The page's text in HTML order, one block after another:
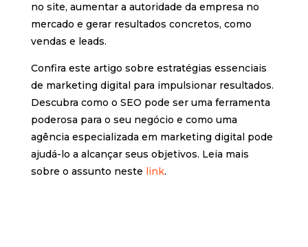
no site, aumentar a autoridade da empresa no
mercado e gerar resultados concretos, como
vendas e leads.
Confira este artigo sobre estratégias essenciais
de marketing digital para impulsionar resultados.
Descubra como o SEO pode ser uma ferramenta
poderosa para o seu negócio e como uma
agência especializada em marketing digital pode
ajudá-lo a alcançar seus objetivos. Leia mais
sobre o assunto neste link.